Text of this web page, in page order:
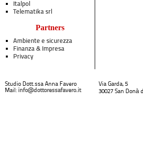
Italpol
Telematika srl
Partners
Ambiente e sicurezza
Finanza & Impresa
Privacy
Studio Dott.ssa Anna Favero
Mail: info@dottoressafavero.it
Via Garda, 5
30027 San Donà